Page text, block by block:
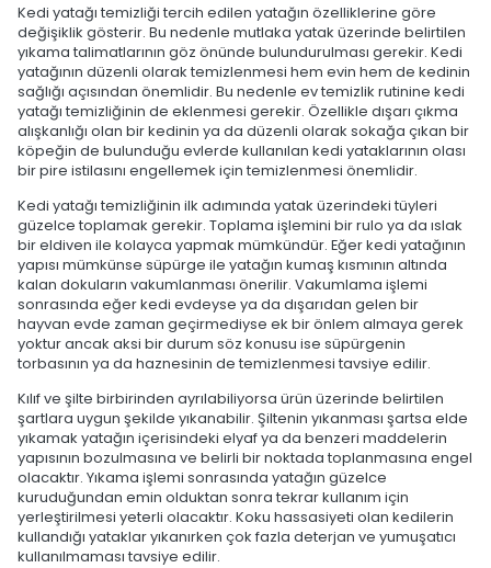
Kedi yatağı temizliği tercih edilen yatağın özelliklerine göre
değişiklik gösterir. Bu nedenle mutlaka yatak üzerinde belirtilen
yıkama talimatlarının göz önünde bulundurulması gerekir. Kedi
yatağının düzenli olarak temizlenmesi hem evin hem de kedinin
sağlığı açısından önemlidir. Bu nedenle ev temizlik rutinine kedi
yatağı temizliğinin de eklenmesi gerekir. Özellikle dışarı çıkma
alışkanlığı olan bir kedinin ya da düzenli olarak sokağa çıkan bir
köpeğin de bulunduğu evlerde kullanılan kedi yataklarının olası
bir pire istilasını engellemek için temizlenmesi önemlidir.
Kedi yatağı temizliğinin ilk adımında yatak üzerindeki tüyleri
güzelce toplamak gerekir. Toplama işlemini bir rulo ya da ıslak
bir eldiven ile kolayca yapmak mümkündür. Eğer kedi yatağının
yapısı mümkünse süpürge ile yatağın kumaş kısmının altında
kalan dokuların vakumlanması önerilir. Vakumlama işlemi
sonrasında eğer kedi evdeyse ya da dışarıdan gelen bir
hayvan evde zaman geçirmediyse ek bir önlem almaya gerek
yoktur ancak aksi bir durum söz konusu ise süpürgenin
torbasının ya da haznesinin de temizlenmesi tavsiye edilir.
Kılıf ve şilte birbirinden ayrılabiliyorsa ürün üzerinde belirtilen
şartlara uygun şekilde yıkanabilir. Şiltenin yıkanması şartsa elde
yıkamak yatağın içerisindeki elyaf ya da benzeri maddelerin
yapısının bozulmasına ve belirli bir noktada toplanmasına engel
olacaktır. Yıkama işlemi sonrasında yatağın güzelce
kuruduğundan emin olduktan sonra tekrar kullanım için
yerleştirilmesi yeterli olacaktır. Koku hassasiyeti olan kedilerin
kullandığı yataklar yıkanırken çok fazla deterjan ve yumuşatıcı
kullanılmaması tavsiye edilir.